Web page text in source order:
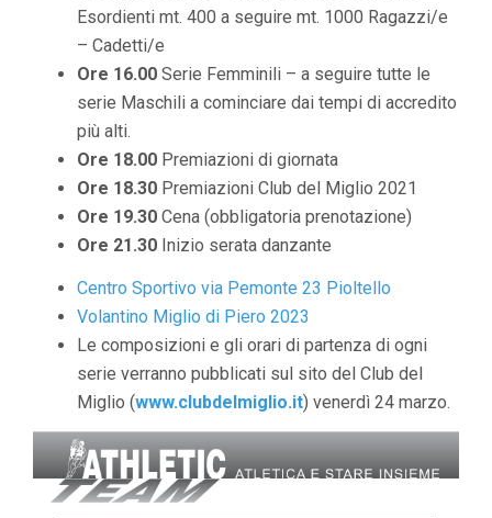
Esordienti mt. 400 a seguire mt. 1000 Ragazzi/e
– Cadetti/e
Ore 16.00 Serie Femminili – a seguire tutte le
serie Maschili a cominciare dai tempi di accredito
più alti.
Ore 18.00 Premiazioni di giornata
Ore 18.30 Premiazioni Club del Miglio 2021
Ore 19.30 Cena (obbligatoria prenotazione)
Ore 21.30 Inizio serata danzante
Centro Sportivo via Pemonte 23 Pioltello
Volantino Miglio di Piero 2023
Le composizioni e gli orari di partenza di ogni
serie verranno pubblicati sul sito del Club del
Miglio (www.clubdelmiglio.it) venerdì 24 marzo.